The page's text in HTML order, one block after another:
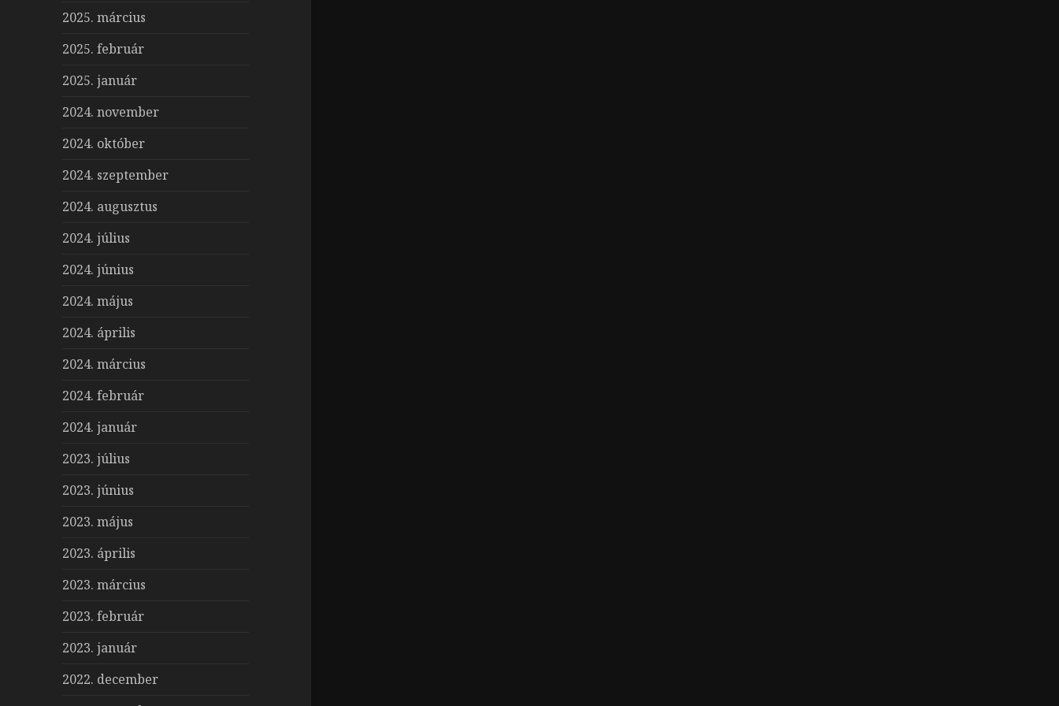
2025. március
2025. február
2025. január
2024. november
2024. október
2024. szeptember
2024. augusztus
2024. július
2024. június
2024. május
2024. április
2024. március
2024. február
2024. január
2023. július
2023. június
2023. május
2023. április
2023. március
2023. február
2023. január
2022. december